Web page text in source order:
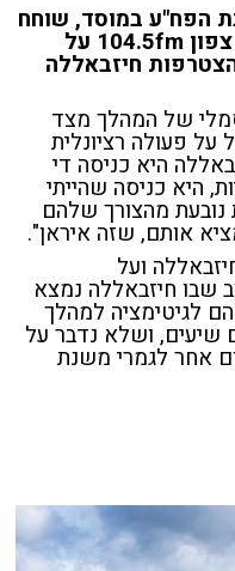
הפח"ע במוסד, שוחח
הבוקר (ב') עם ליאת רון ברדיו צפון 104.5fm על
חיזבאללה
של המהלך מצד
פעולה רציונלית
היא כניסה די
היא כניסה שהייתי
מהצורך שלהם
אותם, שזה איראן".
ועל
שבו חיזבאללה נמצא
לגיטימציה למהלך
מפנים 52 כפרים שיעים, ושלא נדבר על
אחר לגמרי משנת